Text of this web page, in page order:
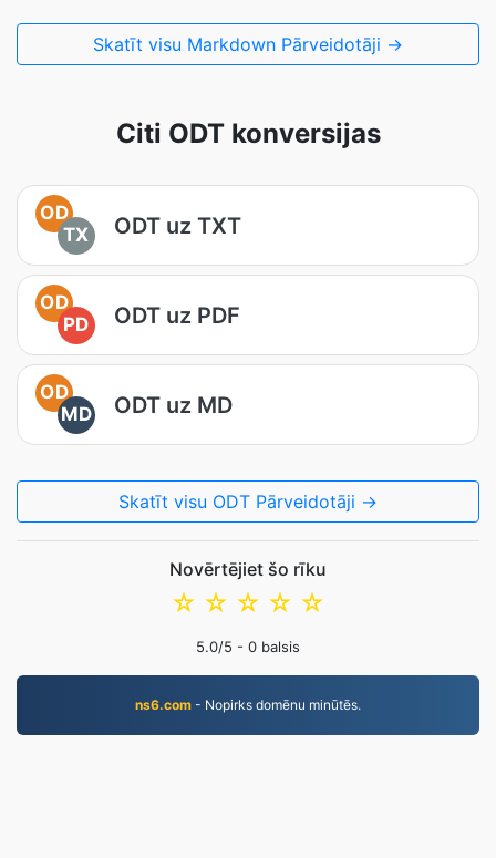
Skatīt visu Markdown Pārveidotāji →
Citi ODT konversijas
OD
TX
ODT uz TXT
OD
PD
ODT uz PDF
OD
MD
ODT uz MD
Skatīt visu ODT Pārveidotāji →
Novērtējiet šo rīku
☆
☆
☆
☆
☆
5.0/5 - 0 balsis
ns6.com - Nopirks domēnu minūtēs.